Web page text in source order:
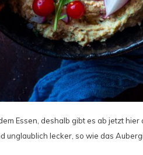
Essen, deshalb gibt es ab jetzt hier
unglaublich lecker, so wie das